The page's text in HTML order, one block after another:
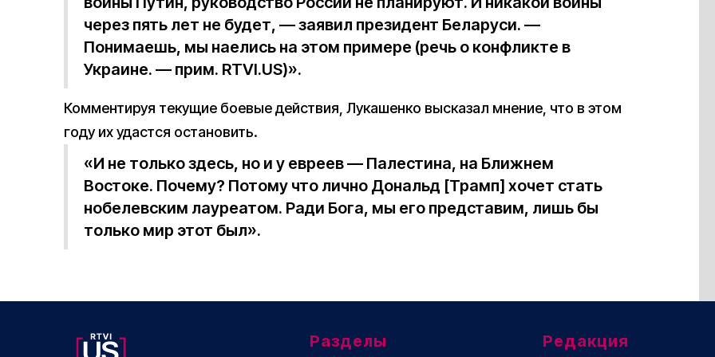
через пять лет не будет, — заявил президент Беларуси. —
Понимаешь, мы наелись на этом примере (речь о конфликте в
Украине. — прим. RTVI.US)».
Комментируя текущие боевые действия, Лукашенко высказал мнение, что в этом
году их удастся остановить.
«И не только здесь, но и у евреев — Палестина, на Ближнем
Востоке. Почему? Потому что лично Дональд [Трамп] хочет стать
нобелевским лауреатом. Ради Бога, мы его представим, лишь бы
только мир этот был».
Разделы Редакция